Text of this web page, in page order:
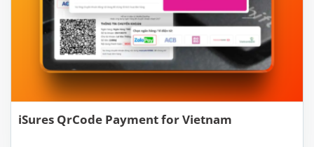
iSures QrCode Payment for Vietnam